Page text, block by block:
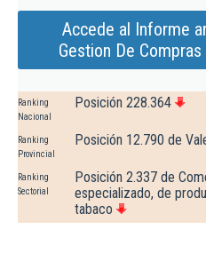
Accede al Informe
Gestion De
Ranking
Nacional
Posición 228.364
Ranking
Provincial
Posición 12.790 de
Ranking
Sectorial
Posición 2.337 de
especializado, de
tabaco